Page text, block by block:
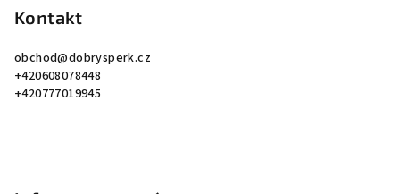
Kontakt
obchod@dobrysperk.cz
+420608078448
+420777019945